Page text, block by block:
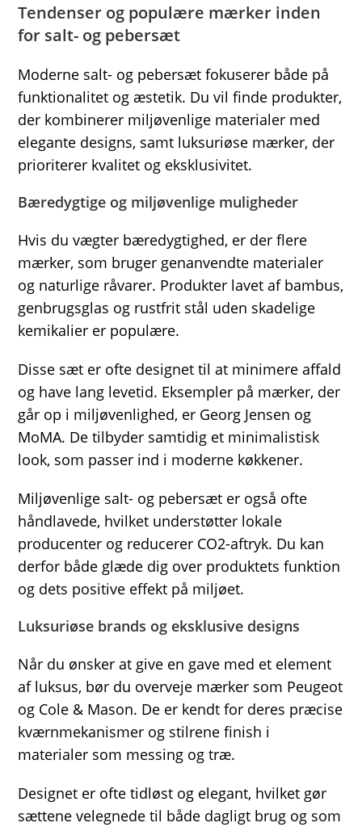
Tendenser og populære mærker inden
for salt- og pebersæt
Moderne salt- og pebersæt fokuserer både på
funktionalitet og æstetik. Du vil finde produkter,
der kombinerer miljøvenlige materialer med
elegante designs, samt luksuriøse mærker, der
prioriterer kvalitet og eksklusivitet.
Bæredygtige og miljøvenlige muligheder
Hvis du vægter bæredygtighed, er der flere
mærker, som bruger genanvendte materialer
og naturlige råvarer. Produkter lavet af bambus,
genbrugsglas og rustfrit stål uden skadelige
kemikalier er populære.
Disse sæt er ofte designet til at minimere affald
og have lang levetid. Eksempler på mærker, der
går op i miljøvenlighed, er Georg Jensen og
MoMA. De tilbyder samtidig et minimalistisk
look, som passer ind i moderne køkkener.
Miljøvenlige salt- og pebersæt er også ofte
håndlavede, hvilket understøtter lokale
producenter og reducerer CO2-aftryk. Du kan
derfor både glæde dig over produktets funktion
og dets positive effekt på miljøet.
Luksuriøse brands og eksklusive designs
Når du ønsker at give en gave med et element
af luksus, bør du overveje mærker som Peugeot
og Cole & Mason. De er kendt for deres præcise
kværnmekanismer og stilrene finish i
materialer som messing og træ.
Designet er ofte tidløst og elegant, hvilket gør
sættene velegnede til både dagligt brug og som